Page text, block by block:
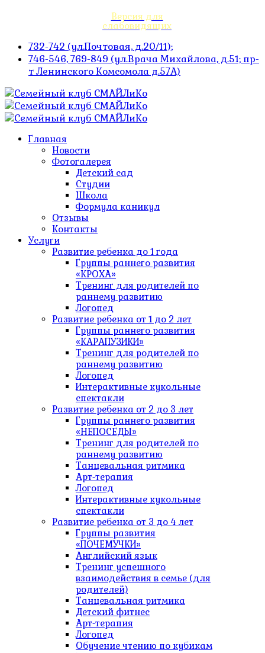
Версия для
слабовидящих
732-742 (ул.Почтовая, д.20/11);
746-546, 769-849 (ул.Врача Михайлова, д.51; пр-
т Ленинского Комсомола д.57А)
Главная
Новости
Фотогалерея
Детский сад
Студии
Школа
Формула каникул
Отзывы
Контакты
Услуги
Развитие ребенка до 1 года
Группы раннего развития
«КРОХА»
Тренинг для родителей по
раннему развитию
Логопед
Развитие ребенка от 1 до 2 лет
Группы раннего развития
«КАРАПУЗИКИ»
Тренинг для родителей по
раннему развитию
Логопед
Интерактивные кукольные
спектакли
Развитие ребенка от 2 до 3 лет
Группы раннего развития
«НЕПОСЕДЫ»
Тренинг для родителей по
раннему развитию
Танцевальная ритмика
Арт-терапия
Логопед
Интерактивные кукольные
спектакли
Развитие ребенка от 3 до 4 лет
Группы развития
«ПОЧЕМУЧКИ»
Английский язык
Тренинг успешного
взаимодействия в семье (для
родителей)
Танцевальная ритмика
Детский фитнес
Арт-терапия
Логопед
Обучение чтению по кубикам